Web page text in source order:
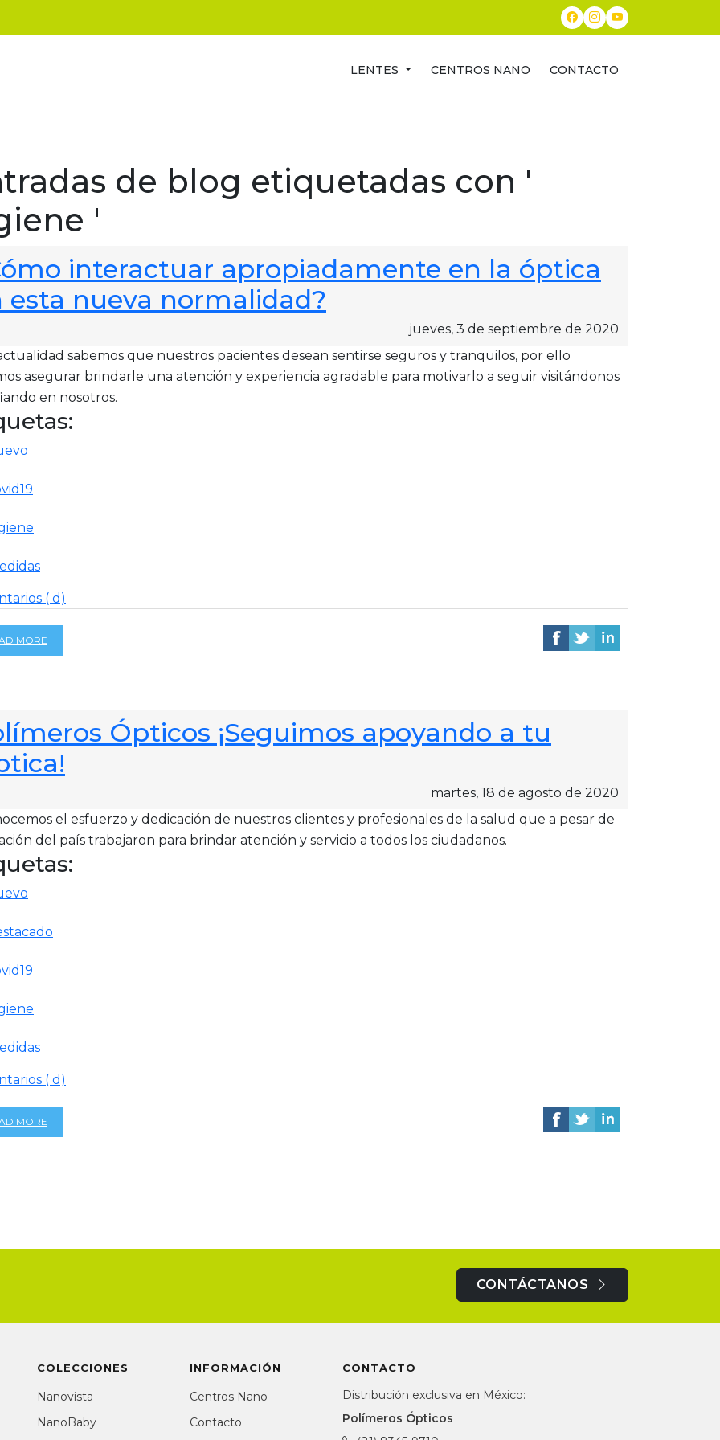
LENTES CENTROS NANO CONTACTO
de blog etiquetadas con '
'
interactuar apropiadamente en la óptica
esta nueva normalidad?
jueves, 3 de septiembre de 2020
sabemos que nuestros pacientes desean sentirse seguros y tranquilos, por ello
asegurar brindarle una atención y experiencia agradable para motivarlo a seguir visitándonos
en nosotros.
( d)
MORE
Ópticos ¡Seguimos apoyando a tu
martes, 18 de agosto de 2020
el esfuerzo y dedicación de nuestros clientes y profesionales de la salud que a pesar de
del país trabajaron para brindar atención y servicio a todos los ciudadanos.
( d)
MORE
CONTÁCTANOS
COLECCIONES
Nanovista
NanoBaby
INFORMACIÓN
Centros Nano
Contacto
CONTACTO
Distribución exclusiva en México:
Polímeros Ópticos